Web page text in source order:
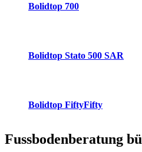
Bolidtop 700
Bolidtop Stato 500 SAR
Bolidtop FiftyFifty
Fussbodenberatung